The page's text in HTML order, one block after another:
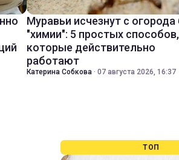
Муравьи исчезнут с огорода
"химии": 5 простых способов,
которые действительно
работают
Катерина Собкова · 07 августа 2026, 16:37
ТОП